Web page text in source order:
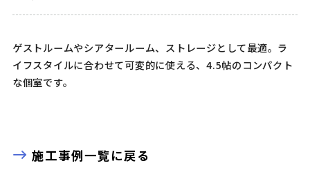
ゲストルームやシアタールーム、ストレージとして最適。ラ
イフスタイルに合わせて可変的に使える、4.5帖のコンパクト
な個室です。
施工事例一覧に戻る